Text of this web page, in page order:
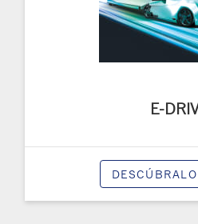
E-